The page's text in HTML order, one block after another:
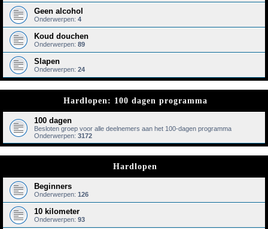
Geen alcohol
Onderwerpen: 4
Koud douchen
Onderwerpen: 89
Slapen
Onderwerpen: 24
Hardlopen: 100 dagen programma
100 dagen
Besloten groep voor alle deelnemers aan het 100-dagen programma
Onderwerpen: 3172
Hardlopen
Beginners
Onderwerpen: 126
10 kilometer
Onderwerpen: 93